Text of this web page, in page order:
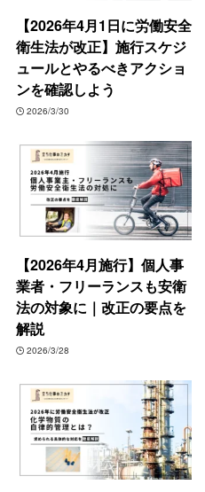
【2026年4月1日に労働安全
衛生法が改正】施行スケジ
ュールとやるべきアクショ
ンを確認しよう
2026/3/30
【2026年4月施行】個人事
業者・フリーランスも安衛
法の対象に｜改正の要点を
解説
2026/3/28